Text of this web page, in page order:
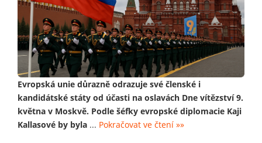
Evropská unie důrazně odrazuje své členské i
kandidátské státy od účasti na oslavách Dne vítězství 9.
května v Moskvě. Podle šéfky evropské diplomacie Kaji
Kallasové by byla ... Pokračovat ve čtení »»